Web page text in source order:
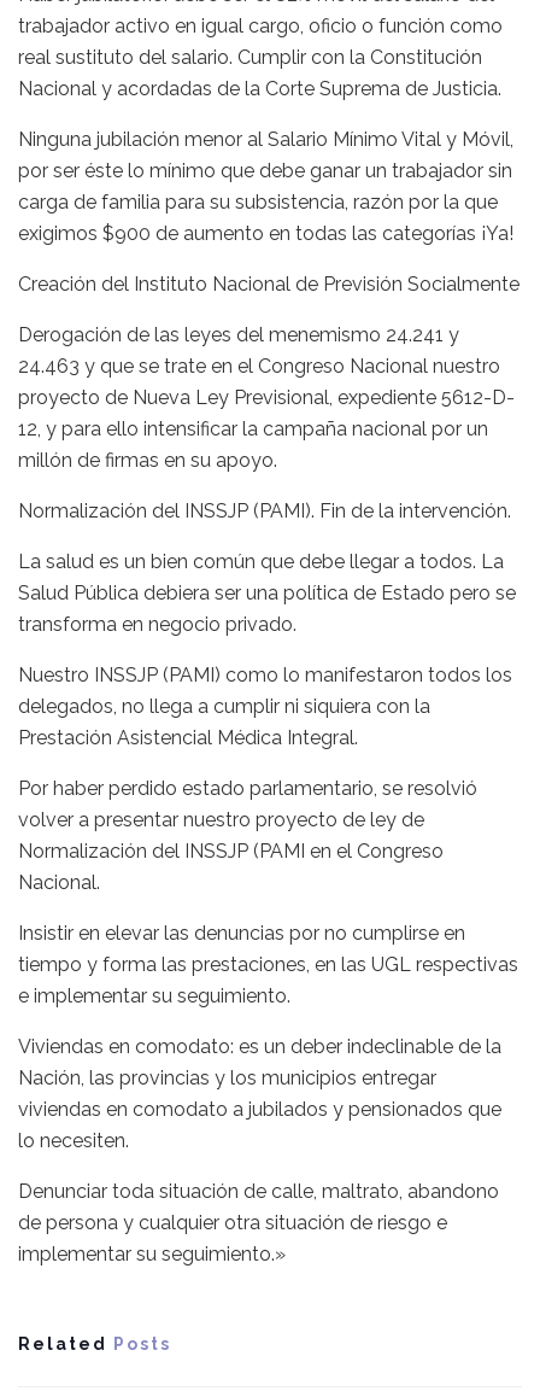
trabajador activo en igual cargo, oficio o función como
real sustituto del salario. Cumplir con la Constitución
Nacional y acordadas de la Corte Suprema de Justicia.
Ninguna jubilación menor al Salario Mínimo Vital y Móvil,
por ser éste lo mínimo que debe ganar un trabajador sin
carga de familia para su subsistencia, razón por la que
exigimos $900 de aumento en todas las categorías ¡Ya!
Creación del Instituto Nacional de Previsión Socialmente
Derogación de las leyes del menemismo 24.241 y
24.463 y que se trate en el Congreso Nacional nuestro
proyecto de Nueva Ley Previsional, expediente 5612-D-
12, y para ello intensificar la campaña nacional por un
millón de firmas en su apoyo.
Normalización del INSSJP (PAMI). Fin de la intervención.
La salud es un bien común que debe llegar a todos. La
Salud Pública debiera ser una política de Estado pero se
transforma en negocio privado.
Nuestro INSSJP (PAMI) como lo manifestaron todos los
delegados, no llega a cumplir ni siquiera con la
Prestación Asistencial Médica Integral.
Por haber perdido estado parlamentario, se resolvió
volver a presentar nuestro proyecto de ley de
Normalización del INSSJP (PAMI en el Congreso
Nacional.
Insistir en elevar las denuncias por no cumplirse en
tiempo y forma las prestaciones, en las UGL respectivas
e implementar su seguimiento.
Viviendas en comodato: es un deber indeclinable de la
Nación, las provincias y los municipios entregar
viviendas en comodato a jubilados y pensionados que
lo necesiten.
Denunciar toda situación de calle, maltrato, abandono
de persona y cualquier otra situación de riesgo e
implementar su seguimiento.»
Related Posts